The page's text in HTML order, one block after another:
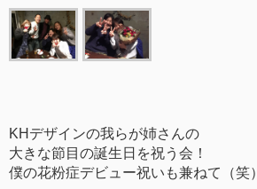
KHデザインの我らが姉さんの
大きな節目の誕生日を祝う会！
僕の花粉症デビュー祝いも兼ねて（笑）